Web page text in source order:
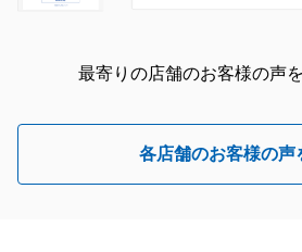
最寄りの店舗のお客様の声
各店舗のお客様の声